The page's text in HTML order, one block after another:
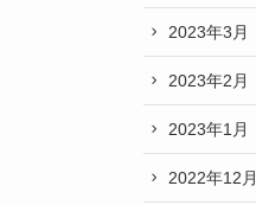
2023年3月
2023年2月
2023年1月
2022年12月